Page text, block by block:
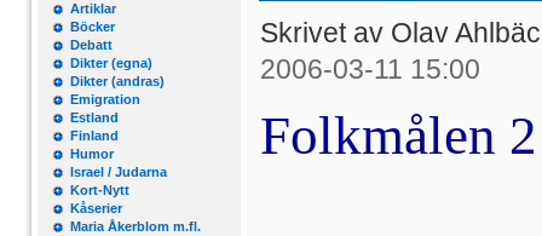
Artiklar
Böcker
Debatt
Dikter (egna)
Dikter (andras)
Emigration
Estland
Finland
Humor
Israel / Judarna
Kort-Nytt
Kåserier
Maria Åkerblom m.fl.
Skrivet av Olav
2006-03-11 15:00
Folkmålen